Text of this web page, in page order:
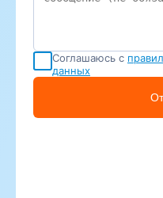
Соглашаюсь с
данных